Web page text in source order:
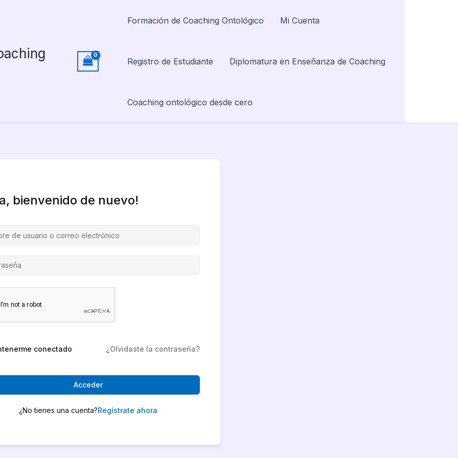
Formación de Coaching Ontológico Mi Cuenta
Registro de Estudiante Diplomatura en Enseñanza de Coaching
Coaching ontológico desde cero
bienvenido de nuevo!
conectado ¿Olvidaste la contraseña?
Acceder
¿No tienes una cuenta?Regístrate ahora